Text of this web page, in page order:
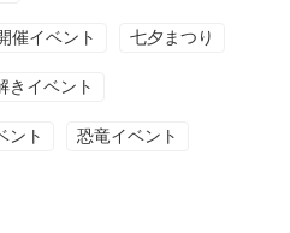
催イベント 七夕まつり
きイベント
ント 恐竜イベント